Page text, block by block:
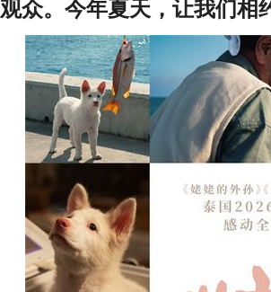
观众。今年夏天，让我们相